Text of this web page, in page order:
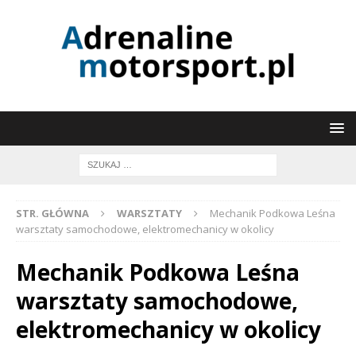
STR. GŁÓWNA WARSZTATY
Mechanik Podkowa Leśna
warsztaty samochodowe, elektromechanicy w okolicy
Mechanik Podkowa Leśna
warsztaty samochodowe,
elektromechanicy w okolicy